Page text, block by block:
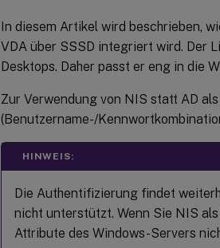
In diesem Artikel wird beschrieben,
VDA über SSSD integriert wird. Der
Desktops. Daher passt er eng in die
Zur Verwendung von NIS statt AD
(Benutzername-/
HINWEIS:
Die Authentifizierung findet
nicht unterstützt. Wenn Sie NIS
Attribute des Windows-Servers